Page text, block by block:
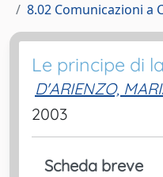
8.02 Comunicazioni a
Le principe di
D'ARIENZO,
2003
Scheda breve